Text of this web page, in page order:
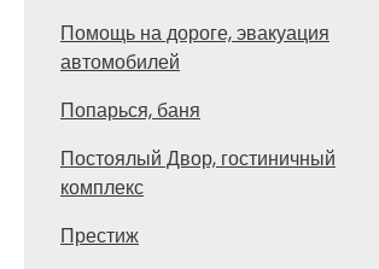
Помощь на дороге, эвакуация
автомобилей
Попарься, баня
Постоялый Двор, гостиничный
комплекс
Престиж